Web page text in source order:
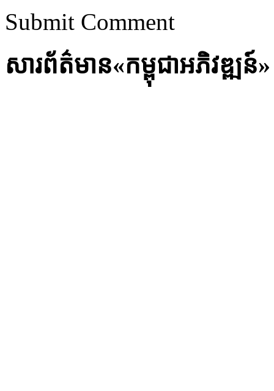
Submit Comment
សារព័ត៌មាន«កម្ពុជាអភិវឌ្ឍន៍»